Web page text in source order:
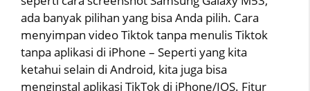
ada banyak pilihan yang bisa Anda pilih. Cara
menyimpan video Tiktok tanpa menulis Tiktok
tanpa aplikasi di iPhone – Seperti yang kita
ketahui selain di Android, kita juga bisa
menginstal aplikasi TikTok di iPhone/IOS. Fitur